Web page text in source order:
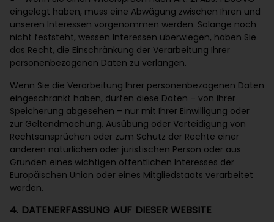
eingelegt haben, muss eine Abwägung zwischen Ihren und
unseren Interessen vorgenommen werden. Solange noch
nicht feststeht, wessen Interessen überwiegen, haben Sie
das Recht, die Einschränkung der Verarbeitung Ihrer
personenbezogenen Daten zu verlangen.
Wenn Sie die Verarbeitung Ihrer personenbezogenen Daten
eingeschränkt haben, dürfen diese Daten – von ihrer
Speicherung abgesehen – nur mit Ihrer Einwilligung oder
zur Geltendmachung, Ausübung oder Verteidigung von
Rechtsansprüchen oder zum Schutz der Rechte einer
anderen natürlichen oder juristischen Person oder aus
Gründen eines wichtigen öffentlichen Interesses der
Europäischen Union oder eines Mitgliedstaats verarbeitet
werden.
4. DATENERFASSUNG AUF DIESER WEBSITE